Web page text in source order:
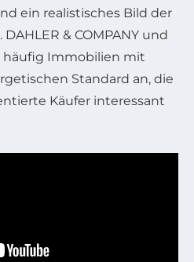
ein realistisches Bild der
& COMPANY und
häufig Immobilien mit
Standard an, die
Käufer interessant